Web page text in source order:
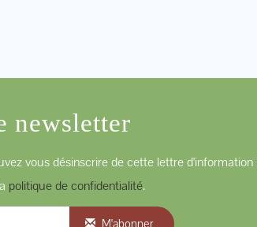
newsletter
vous désinscrire de cette lettre
politique de confidentialité.
M'abonner